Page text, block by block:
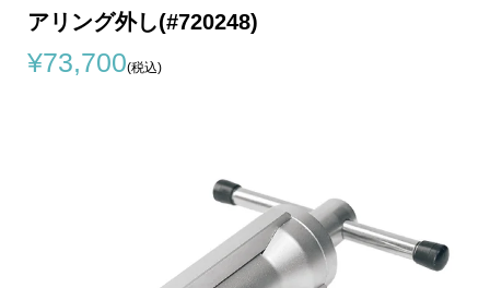
アリング外し(#720248)
¥73,700(税込)